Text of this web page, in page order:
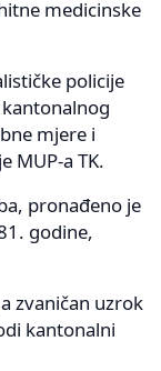
medicinske
policije
mjere i
MUP-a TK.
pronađeno je
godine,
zvaničan uzrok
kantonalni